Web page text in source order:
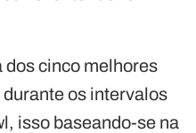
cinco melhores
os intervalos
isso baseando-se na